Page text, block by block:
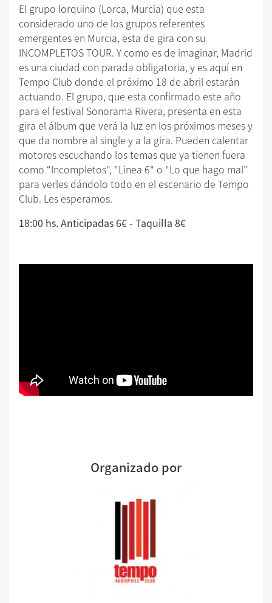
El grupo lorquino (Lorca, Murcia) que esta
considerado uno de los grupos referentes
emergentes en Murcia, esta de gira con su
INCOMPLETOS TOUR. Y como es de imaginar, Madrid
es una ciudad con parada obligatoria, y es aquí en
Tempo Club donde el próximo 18 de abril estarán
actuando. El grupo, que esta confirmado este año
para el festival Sonorama Rivera, presenta en esta
gira el álbum que verá la luz en los próximos meses y
que da nombre al single y a la gira. Pueden calentar
motores escuchando los temas que ya tienen fuera
como “Incompletos", "Linea 6" o "Lo que hago mal”
para verles dándolo todo en el escenario de Tempo
Club. Les esperamos.
18:00 hs. Anticipadas 6€ - Taquilla 8€
Organizado por